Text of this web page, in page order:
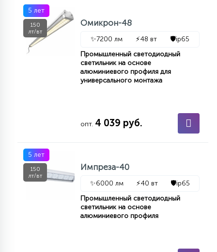
5 лет
150
лт/вт
Омикрон-48
✨7200 лм ⚡48 вт 🛡️ip65
Промышленный светодиодный
светильник на основе
алюминиевого профиля для
универсального монтажа
опт. 4 039 руб.
5 лет
150
лт/вт
Импреза-40
✨6000 лм ⚡40 вт 🛡️ip65
Промышленный светодиодный
светильник на основе
алюминиевого профиля